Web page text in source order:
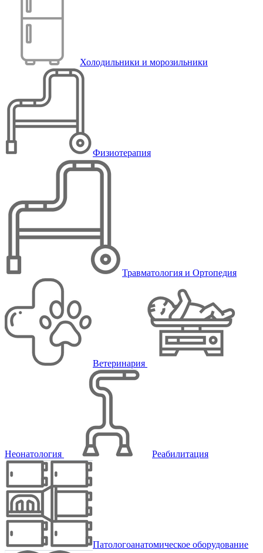
Холодильники и морозильники
Физиотерапия
Травматология и Ортопедия
Ветеринария
Неонатология Реабилитация
Патологоанатомическое оборудование